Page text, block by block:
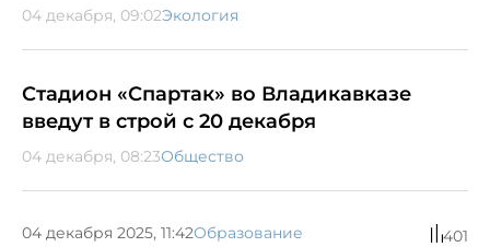
04 декабря, 09:02Экология
Стадион «Спартак» во Владикавказе
введут в строй с 20 декабря
04 декабря, 08:23Общество
04 декабря 2025, 11:42Образование 401